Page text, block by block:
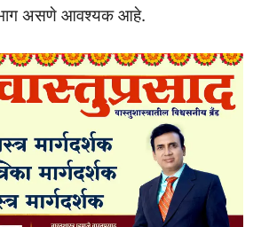
असणे आवश्यक आहे.